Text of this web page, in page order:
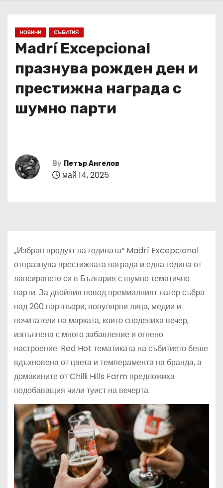
НОВИНИ СЪБИТИЯ
Madrí Excepcional
празнува рожден ден и
престижна награда с
шумно парти
By Петър Ангелов
май 14, 2025
„Избран продукт на годината“ Madrí Excepcional
отпразнува престижната награда и една година от
лансирането си в България с шумно тематично
парти. За двойния повод премиалният лагер събра
над 200 партньори, популярни лица, медии и
почитатели на марката, които споделиха вечер,
изпълнена с много забавление и огнено
настроение. Red Hot тематиката на събитието беше
вдъхновена от цвета и темперамента на бранда, а
домакините от Chilli Hills Farm предложиха
подобаващия чили туист на вечерта.